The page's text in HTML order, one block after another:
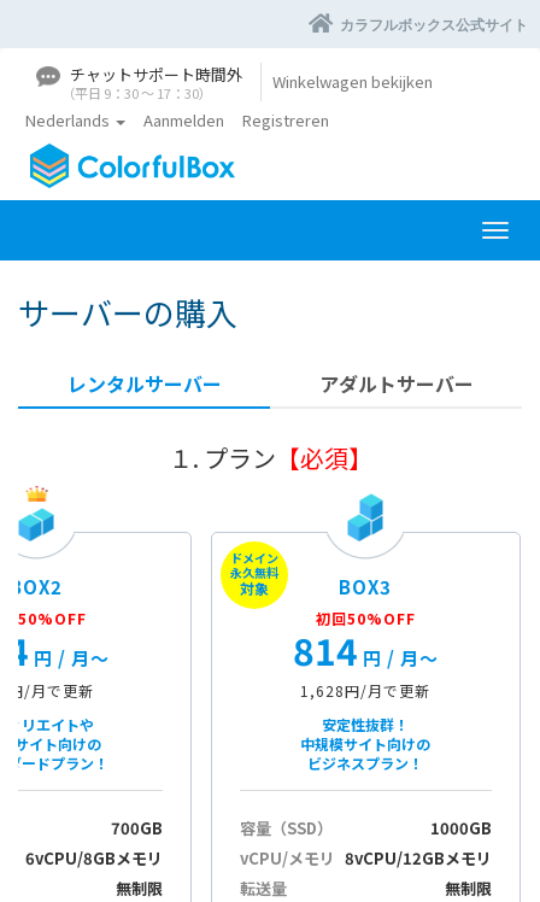
カラフルボックス公式サイト
チャットサポート時間外
（平日 9：30 〜 17：30）
Winkelwagen bekijken
Nederlands
Aanmelden Registreren
N
a
/
サーバーの購入
レンタルサーバー アダルトサーバー
１. プラン 【必須】
BOX2
50%OFF
円 / 月〜
円/月で更新
ィリエイトや
サイト向けの
ダードプラン！
700GB
6vCPU/8GBメモリ
無制限
ドメイン
永久無料
対象 BOX3
初回50%OFF
814 円 / 月〜
1,628円/月で更新
安定性抜群！
中規模サイト向けの
ビジネスプラン！
容量（SSD）
1000GB
vCPU/メモリ 8vCPU/12GBメモリ
転送量
無制限